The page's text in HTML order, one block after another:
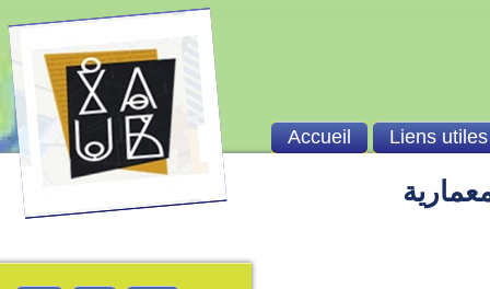
Accueil Liens utiles